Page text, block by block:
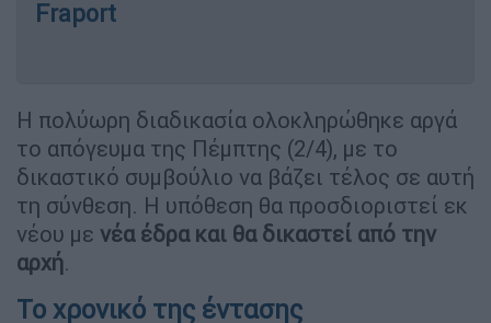
Fraport
Η πολύωρη διαδικασία ολοκληρώθηκε αργά
το απόγευμα της Πέμπτης (2/4), με το
δικαστικό συμβούλιο να βάζει τέλος σε αυτή
τη σύνθεση. Η υπόθεση θα προσδιοριστεί εκ
νέου με νέα έδρα και θα δικαστεί από την
αρχή.
Το χρονικό της έντασης